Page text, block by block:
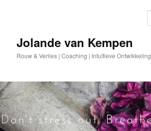
inhoudJolande van Kempen
Rouw & Verlies | Coaching | Intuïtieve Ontwikkeling